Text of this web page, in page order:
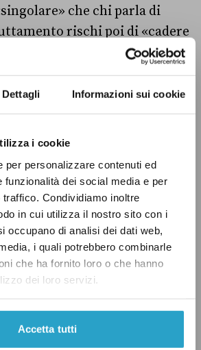
Dettagli Informazioni sui cookie
i cookie
per personalizzare contenuti ed
funzionalità dei social media e per
Condividiamo inoltre
in cui utilizza il nostro sito con i
occupano di analisi dei dati web,
i quali potrebbero combinarle
che ha fornito loro o che hanno
dei loro servizi.
Accetta tutti
che chi parla di
rischi poi di «cadere
il senatore di Forza
il carattere ispettivo della
al ministero.
produzione e UNITA
Production e
hanno respinto le accuse.
basato su accuse
di alcuna attendibilità».